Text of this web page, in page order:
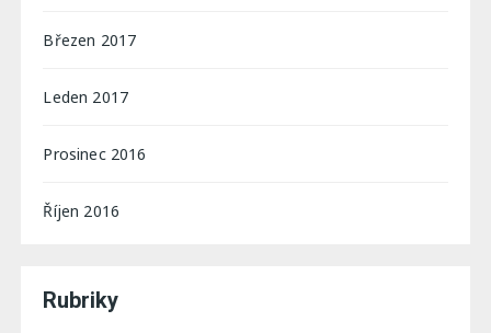
Březen 2017
Leden 2017
Prosinec 2016
Říjen 2016
Rubriky